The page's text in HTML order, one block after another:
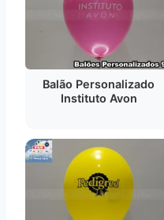
Balão Personalizado
Instituto Avon